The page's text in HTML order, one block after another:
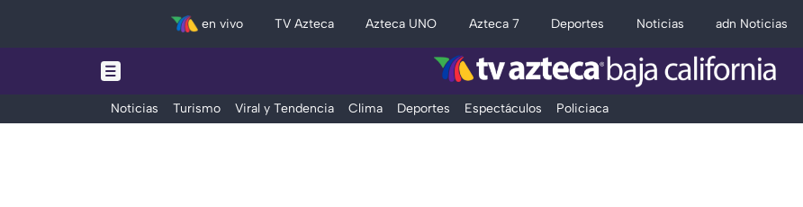
en vivo TV Azteca Azteca UNO Azteca 7 Deportes Noticias adn Noticias
Noticias Turismo Viral y Tendencia Clima Deportes Espectáculos Policiaca